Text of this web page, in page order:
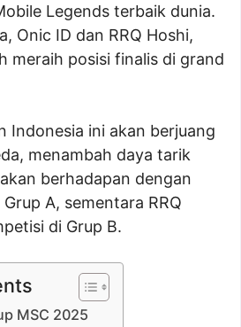
Legends terbaik dunia.
Onic ID dan RRQ Hoshi,
meraih posisi finalis di grand
Indonesia ini akan berjuang
menambah daya tarik
berhadapan dengan
A, sementara RRQ
di Grup B.
MSC 2025